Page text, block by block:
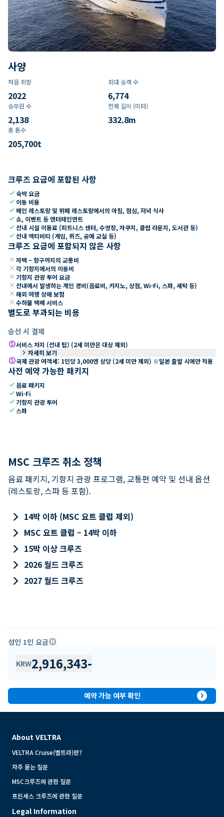
사양
처음 취항
2022
최대 승객 수
6,774
승무원 수
2,138
전체 길이 (미터)
332.8m
총 톤수
205,700t
크루즈 요금에 포함된 사항
check숙박 요금
check 이동 비용
check 메인 레스토랑 및 뷔페 레스토랑에서의 아침, 점심, 저녁 식사
check쇼, 이벤트 등 엔터테인먼트
check선내 시설 이용료 (피트니스 센터, 수영장, 자쿠지, 클럽 라운지, 도서관 등)
check선내 액티비티 (게임, 퀴즈, 공예 교실 등)
크루즈 요금에 포함되지 않은 사항
close 자택 ~ 항구까지의 교통비
close 각 기항지에서의 이동비
close 기항지 관광 투어 요금
close 선내에서 발생하는 개인 경비(음료비, 카지노, 상점, Wi-Fi, 스파, 세탁 등)
close 해외 여행 상해 보험
close 수하물 택배 서비스
별도로 부과되는 비용
승선 시 결제
paid서비스 차지 (선내 팁) (2세 미만은 대상 제외)
keyboard_arrow_right 자세히 보기
paid국제 관광 여객세: 1인당 3,000엔 상당 (2세 미만 제외) ※일본 출발 시에만 적용
사전 예약 가능한 패키지
check 음료 패키지
checkWi-Fi
check 기항지 관광 투어
check 스파
MSC 크루즈 취소 정책
음료 패키지, 기항지 관광 프로그램, 교통편 예약 및 선내 옵션
(레스토랑, 스파 등 포함).
keyboard_arrow_right 14박 이하 (MSC 요트 클럽 제외)
keyboard_arrow_right MSC 요트 클럽 – 14박 이하
keyboard_arrow_right 15박 이상 크루즈
keyboard_arrow_right 2026 월드 크루즈
keyboard_arrow_right 2027 월드 크루즈
성인 1인 요금info
KRW2,916,343-
예약 가능 여부 확인 expand_circle_right
About VELTRA
VELTRA Cruise(벨트라)란?
자주 묻는 질문
MSC크루즈에 관한 질문
프린세스 크루즈에 관한 질문
Legal Information